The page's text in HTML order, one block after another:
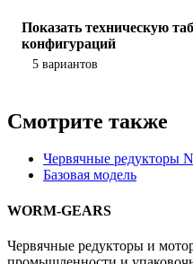
Показать техническую
конфигураций
5 вариантов
Смотрите также
Червячные редукторы
Базовая модель
WORM-GEARS
Червячные редукторы и